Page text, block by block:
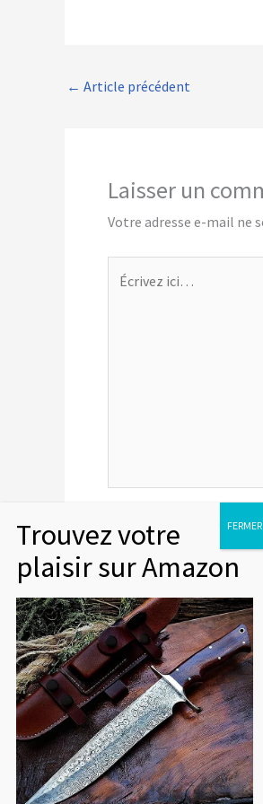
← Article précédent
Laisser un
Votre adresse e-mail ne
Nom*
Enregistrer mon